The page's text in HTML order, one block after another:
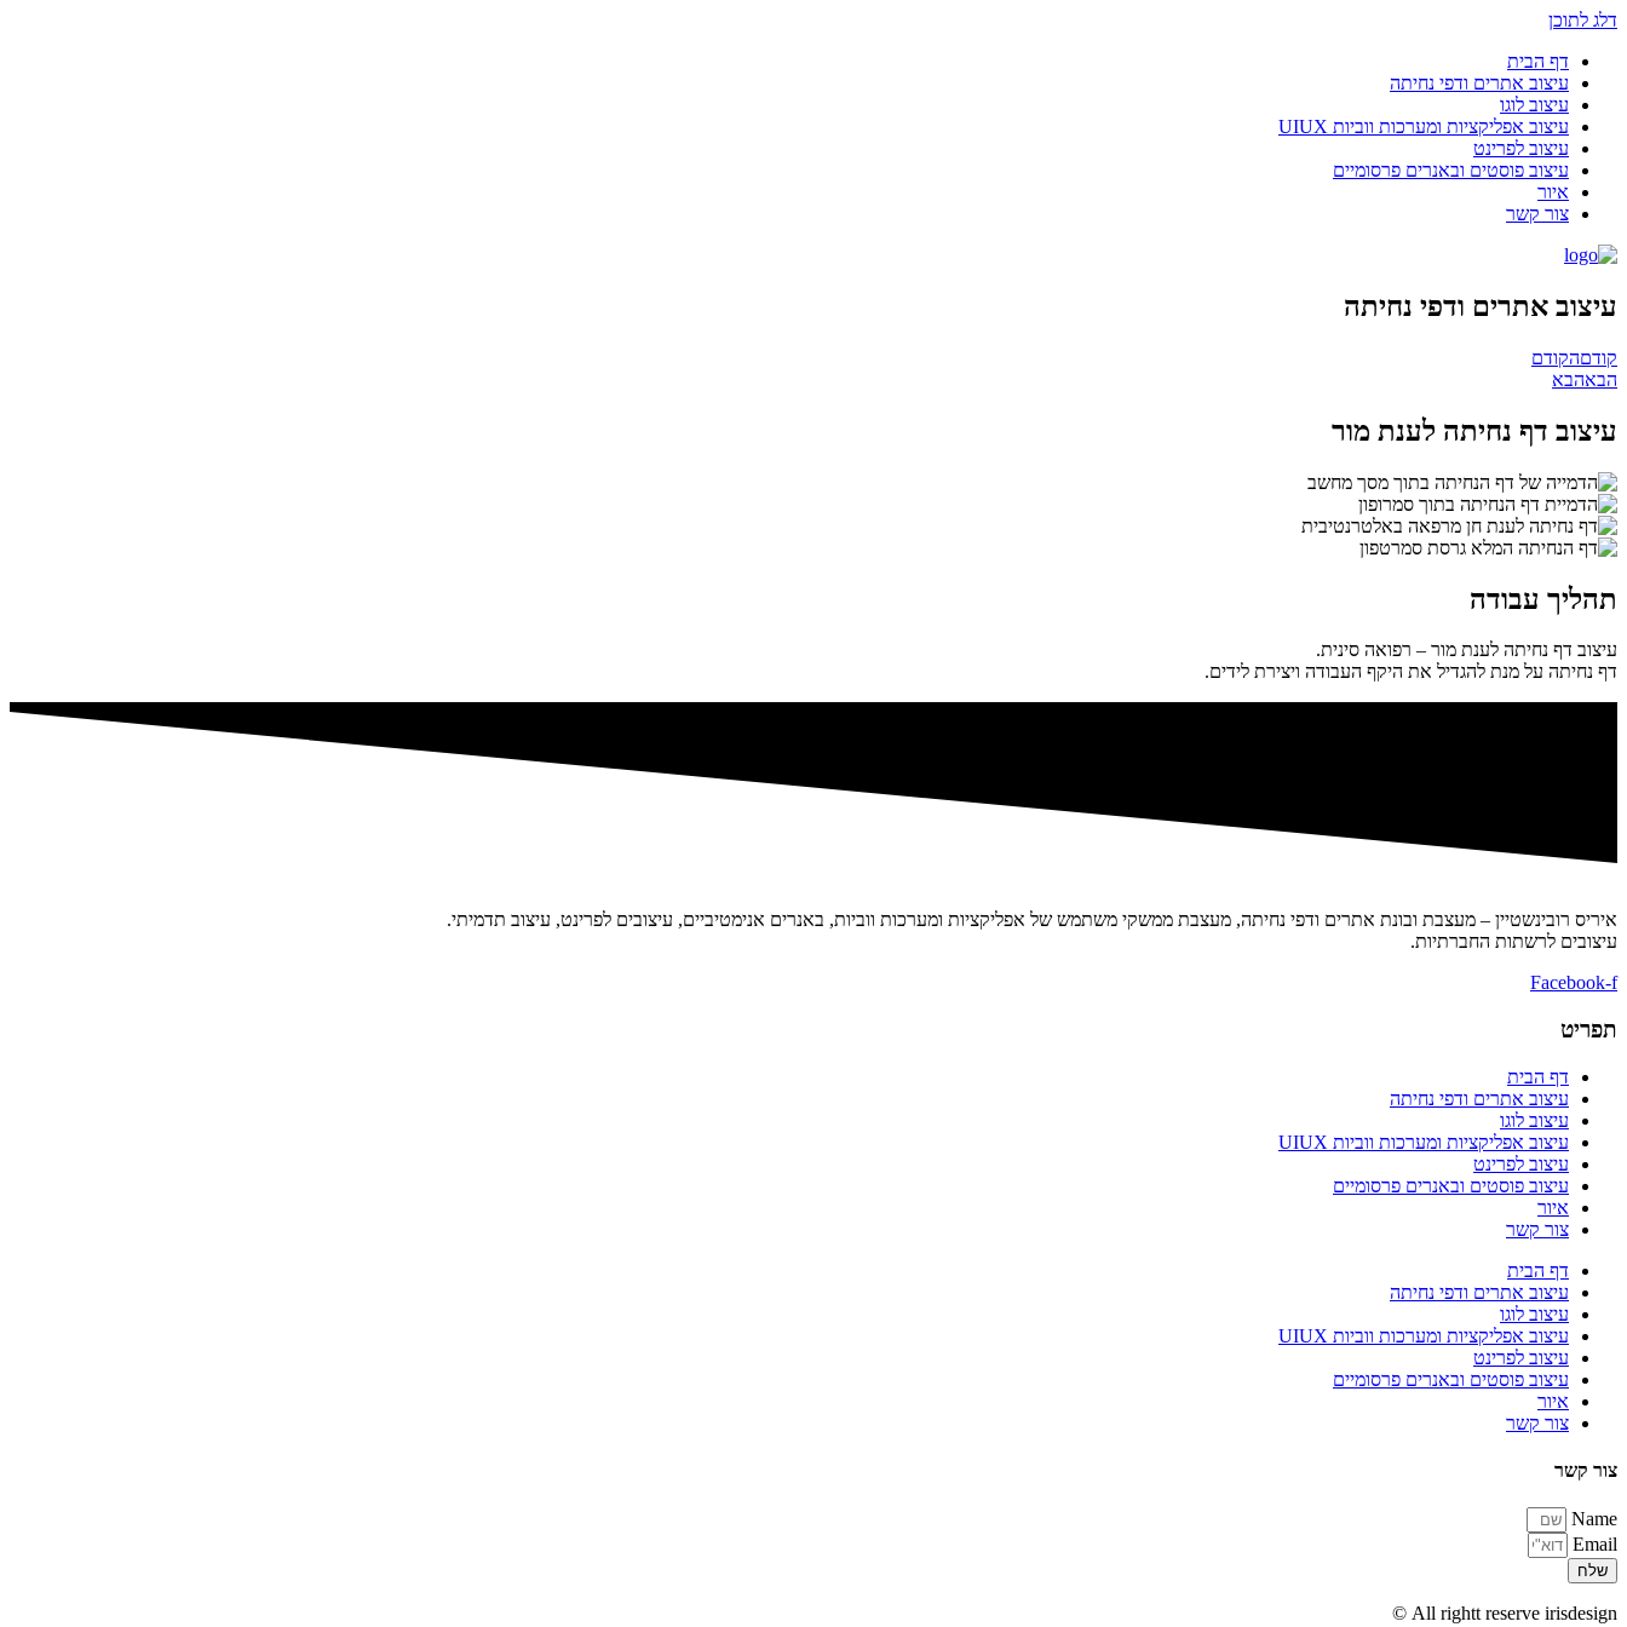
דלג לתוכן
דף הבית
עיצוב אתרים ודפי נחיתה
עיצוב לוגו
עיצוב אפליקציות ומערכות ווביות UIUX​
עיצוב לפרינט
עיצוב פוסטים ובאנרים פרסומיים
איור
צור קשר
עיצוב אתרים ודפי נחיתה
קודםהקודם
הבאהבא
עיצוב דף נחיתה לענת מור
תהליך עבודה
עיצוב דף נחיתה לענת מור – רפואה סינית.
דף נחיתה על מנת להגדיל את היקף העבודה ויצירת לידים.
איריס רובינשטיין – מעצבת ובונת אתרים ודפי נחיתה, מעצבת ממשקי משתמש של אפליקציות ומערכות ווביות, באנרים אנימטיביים, עיצובים לפרינט, עיצוב תדמיתי.
עיצובים לרשתות החברתיות.
Facebook-f
תפריט
דף הבית
עיצוב אתרים ודפי נחיתה
עיצוב לוגו
עיצוב אפליקציות ומערכות ווביות UIUX​
עיצוב לפרינט
עיצוב פוסטים ובאנרים פרסומיים
איור
צור קשר
דף הבית
עיצוב אתרים ודפי נחיתה
עיצוב לוגו
עיצוב אפליקציות ומערכות ווביות UIUX​
עיצוב לפרינט
עיצוב פוסטים ובאנרים פרסומיים
איור
צור קשר
צור קשר
Name
Email
שלח
All rightt reserve irisdesign ©